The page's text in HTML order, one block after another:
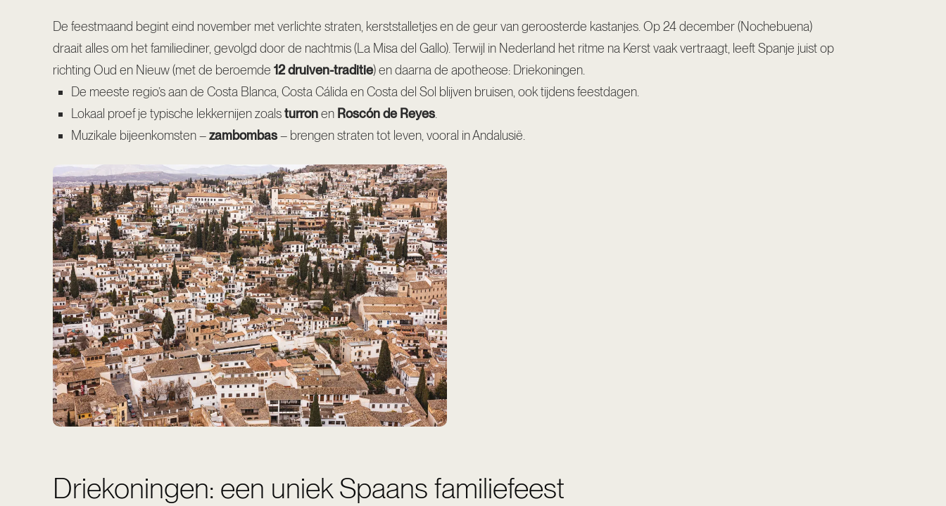
De feestmaand begint eind november met verlichte straten, kerststalletjes en de geur van geroosterde kastanjes. Op 24 december (Nochebuena)
draait alles om het familiediner, gevolgd door de nachtmis (La Misa del Gallo). Terwijl in Nederland het ritme na Kerst vaak vertraagt, leeft Spanje juist op
richting Oud en Nieuw (met de beroemde 12 druiven-traditie) en daarna de apotheose: Driekoningen.
De meeste regio’s aan de Costa Blanca, Costa Cálida en Costa del Sol blijven bruisen, ook tijdens feestdagen.
Lokaal proef je typische lekkernijen zoalsturronen Roscón de Reyes.
Muzikale bijeenkomsten –zambombas– brengen straten tot leven, vooral in Andalusië.
Driekoningen: een uniek Spaans familiefeest